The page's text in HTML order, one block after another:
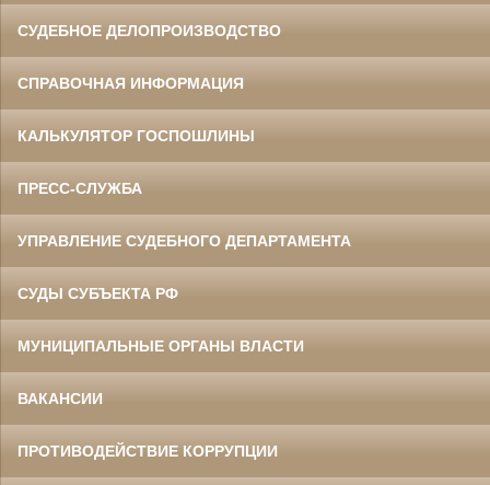
СУДЕБНОЕ ДЕЛОПРОИЗВОДСТВО
СПРАВОЧНАЯ ИНФОРМАЦИЯ
КАЛЬКУЛЯТОР ГОСПОШЛИНЫ
ПРЕСС-СЛУЖБА
УПРАВЛЕНИЕ СУДЕБНОГО ДЕПАРТАМЕНТА
СУДЫ СУБЪЕКТА РФ
МУНИЦИПАЛЬНЫЕ ОРГАНЫ ВЛАСТИ
ВАКАНСИИ
ПРОТИВОДЕЙСТВИЕ КОРРУПЦИИ